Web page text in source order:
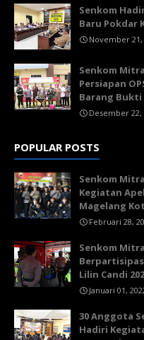
Senkom
Baru Pokdar
November 21,
Senkom
Persiapan
Barang Bukti
Desember 22,
POPULAR POSTS
Senkom
Kegiatan
Magelang
Februari 28,
Senkom
Lilin Candi
Januari 01,
30 Anggota
Hadiri